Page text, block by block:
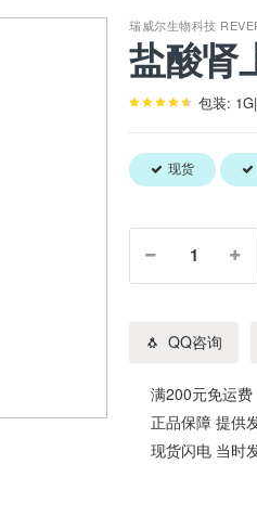
瑞威尔生物科技
盐酸肾
包装:
现货
QQ咨询
满200元免运费
正品保障 提供
现货闪电 当时